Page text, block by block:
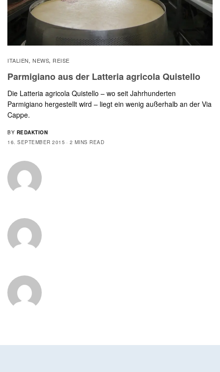
ITALIEN, NEWS, REISE
Parmigiano aus der Latteria agricola Quistello
Die Latteria agricola Quistello – wo seit Jahrhunderten
Parmigiano hergestellt wird – liegt ein wenig außerhalb an der Via
Cappe.
BY REDAKTION
16. SEPTEMBER 2015
2 MINS READ